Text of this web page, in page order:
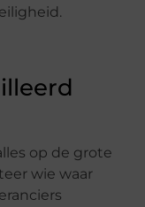
op de grote
wie waar